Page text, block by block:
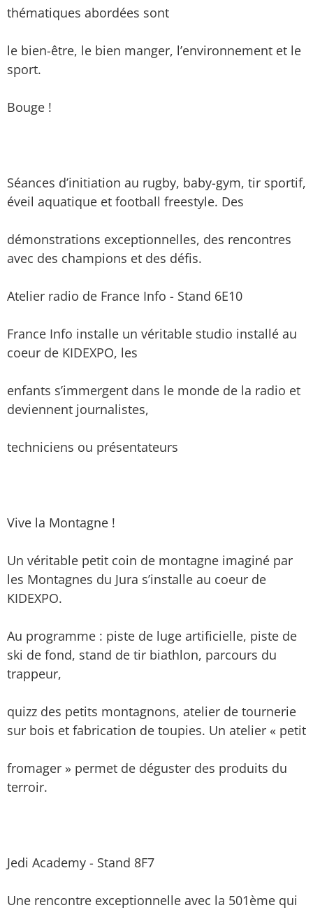
thématiques abordées sont
le bien-être, le bien manger, l’environnement et le
sport.
Bouge !
Séances d’initiation au rugby, baby-gym, tir sportif,
éveil aquatique et football freestyle. Des
démonstrations exceptionnelles, des rencontres
avec des champions et des défis.
Atelier radio de France Info - Stand 6E10
France Info installe un véritable studio installé au
coeur de KIDEXPO, les
enfants s’immergent dans le monde de la radio et
deviennent journalistes,
techniciens ou présentateurs
Vive la Montagne !
Un véritable petit coin de montagne imaginé par
les Montagnes du Jura s’installe au coeur de
KIDEXPO.
Au programme : piste de luge artificielle, piste de
ski de fond, stand de tir biathlon, parcours du
trappeur,
quizz des petits montagnons, atelier de tournerie
sur bois et fabrication de toupies. Un atelier « petit
fromager » permet de déguster des produits du
terroir.
Jedi Academy - Stand 8F7
Une rencontre exceptionnelle avec la 501ème qui